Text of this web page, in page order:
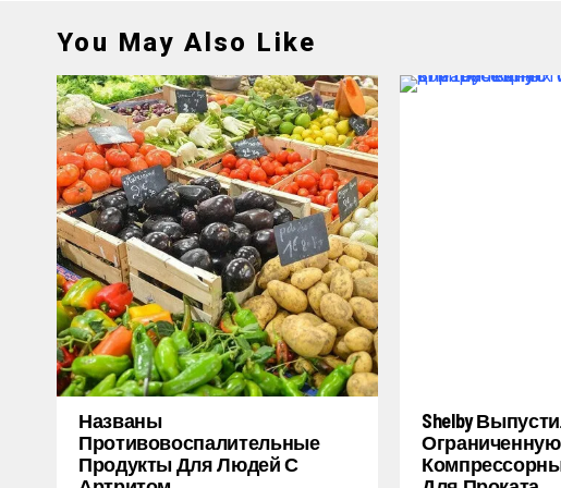
You May Also Like
Названы
Противовоспалительные
Продукты Для Людей С
Shelby